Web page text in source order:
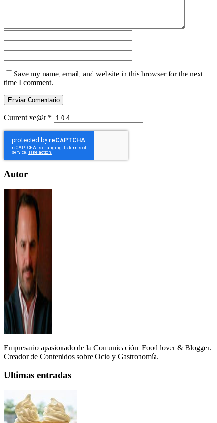
Save my name, email, and website in this browser for the next
time I comment.
Current ye@r *
Autor
Empresario apasionado de la Comunicación, Food lover & Blogger.
Creador de Contenidos sobre Ocio y Gastronomía.
Ultimas entradas